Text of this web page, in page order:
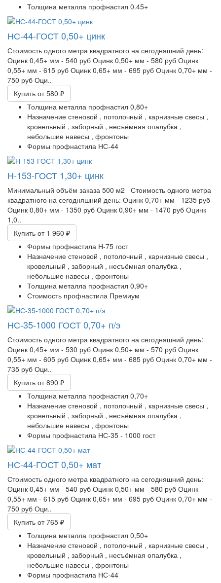
Толщина металла профнастил 0.45+
НС-44-ГОСТ 0,50+ цинк
Стоимость одного метра квадратного на сегодняшний день:
Оцинк 0,45+ мм - 540 руб Оцинк 0,50+ мм - 580 руб Оцинк
0,55+ мм - 615 руб Оцинк 0,65+ мм - 695 руб Оцинк 0,70+ мм -
750 руб Оци..
Купить от 580 ₽
Толщина металла профнастил 0,80+
Назначение стеновой , потолочный , карнизные свесы ,
кровельный , заборный , несъёмная опалубка ,
небольшие навесы , фронтоны
Формы профнастила НС-44
Н-153-ГОСТ 1,30+ цинк
Минимальный объём заказа 500 м2 Стоимость одного метра
квадратного на сегодняшний день: Оцинк 0,70+ мм - 1235 руб
Оцинк 0,80+ мм - 1350 руб Оцинк 0,90+ мм - 1470 руб Оцинк
1,0..
Купить от 1 960 ₽
Формы профнастила Н-75 гост
Назначение стеновой , потолочный , карнизные свесы ,
кровельный , заборный , несъёмная опалубка ,
небольшие навесы , фронтоны
Толщина металла профнастил 0,90+
Стоимость профнастила Премиум
НС-35-1000 ГОСТ 0,70+ п/э
Стоимость одного метра квадратного на сегодняшний день:
Оцинк 0,45+ мм - 530 руб Оцинк 0,50+ мм - 570 руб Оцинк
0,55+ мм - 605 руб Оцинк 0,65+ мм - 685 руб Оцинк 0,70+ мм -
735 руб Оци..
Купить от 890 ₽
Толщина металла профнастил 0,70+
Назначение стеновой , потолочный , карнизные свесы ,
кровельный , заборный , несъёмная опалубка ,
небольшие навесы , фронтоны
Формы профнастила НС-35 - 1000 гост
НС-44-ГОСТ 0,50+ мат
Стоимость одного метра квадратного на сегодняшний день:
Оцинк 0,45+ мм - 540 руб Оцинк 0,50+ мм - 580 руб Оцинк
0,55+ мм - 615 руб Оцинк 0,65+ мм - 695 руб Оцинк 0,70+ мм -
750 руб Оци..
Купить от 765 ₽
Толщина металла профнастил 0,50+
Назначение стеновой , потолочный , карнизные свесы ,
кровельный , заборный , несъёмная опалубка ,
небольшие навесы , фронтоны
Формы профнастила НС-44